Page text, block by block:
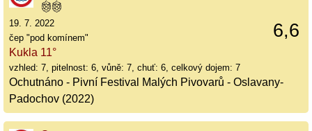
6,6
19. 7. 2022
čep "pod komínem"
Kukla 11°
vzhled: 7, pitelnost: 6, vůně: 7, chuť: 6, celkový dojem: 7
Ochutnáno - Pivní Festival Malých Pivovarů - Oslavany-
Padochov (2022)